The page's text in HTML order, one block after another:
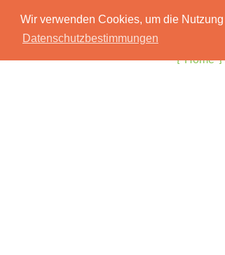
Wir verwenden Cookies, um die
Datenschutzbestimmungen
Home